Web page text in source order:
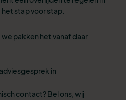
stap voor stap.
pakken het vanaf daar
in
contact? Bel ons, wij